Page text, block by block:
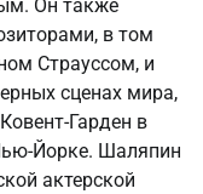
Он также
в том
Страуссом, и
сценах мира,
Гарден в
Йорке. Шаляпин
актерской